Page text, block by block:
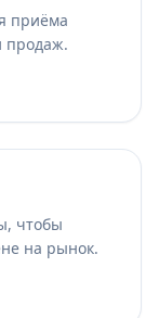
приёма
продаж.
чтобы
на рынок.